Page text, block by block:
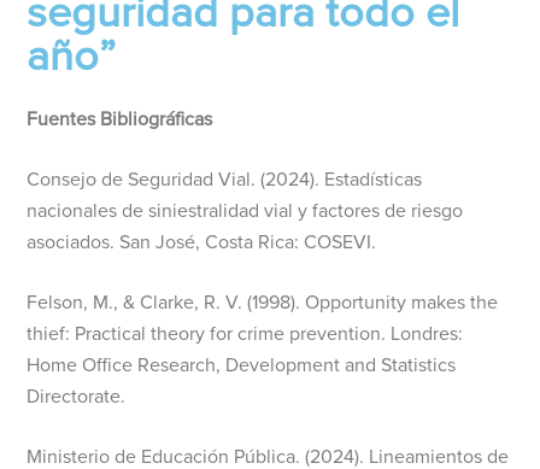
seguridad para todo el
año”
Fuentes Bibliográficas
Consejo de Seguridad Vial. (2024). Estadísticas
nacionales de siniestralidad vial y factores de riesgo
asociados. San José, Costa Rica: COSEVI.
Felson, M., & Clarke, R. V. (1998). Opportunity makes the
thief: Practical theory for crime prevention. Londres:
Home Office Research, Development and Statistics
Directorate.
Ministerio de Educación Pública. (2024). Lineamientos de